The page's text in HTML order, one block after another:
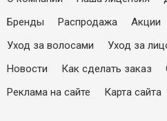
Бренды
Распродажа Акции
Уход за волосами
Уход за
Новости
Как сделать заказ
Реклама на сайте
Карта сайта